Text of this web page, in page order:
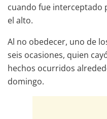
cuando fue interceptado
el alto.
Al no obedecer, uno de
seis ocasiones, quien
hechos ocurridos
domingo.